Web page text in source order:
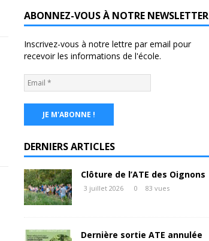
ABONNEZ-VOUS À NOTRE NEWSLETTER
Inscrivez-vous à notre lettre par email pour
recevoir les informations de l'école.
DERNIERS ARTICLES
Clôture de l’ATE des Oignons
3 juillet 2026 0 83 vues
Dernière sortie ATE annulée